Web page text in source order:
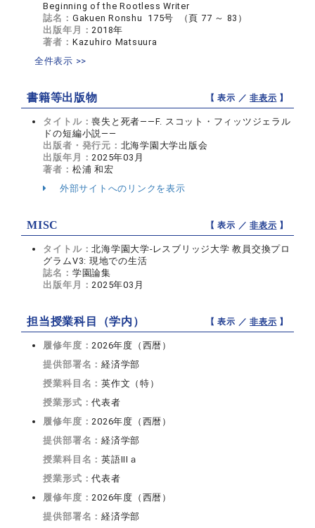
Beginning of the Rootless Writer
誌名： Gakuen Ronshu 175号 （頁 77 ～ 83）
出版年月：2018年
著者： Kazuhiro Matsuura
全件表示 >>
書籍等出版物 【 表示 ／非表示 】
タイトル：喪失と死者――F. スコット・フィッツジェラル
ドの短編小説――
出版者・発行元： 北海学園大学出版会
出版年月：2025年03月
著者： 松浦 和宏
外部サイトへのリンクを表示
MISC 【 表示 ／非表示 】
タイトル：北海学園大学-レスブリッジ大学 教員交換プロ
グラムV3: 現地での生活
誌名： 学園論集
出版年月：2025年03月
担当授業科目（学内） 【 表示 ／非表示 】
履修年度：2026年度（西暦）
提供部署名：経済学部
授業科目名：英作文（特）
授業形式：代表者
履修年度：2026年度（西暦）
提供部署名：経済学部
授業科目名：英語IIIａ
授業形式：代表者
履修年度：2026年度（西暦）
提供部署名：経済学部